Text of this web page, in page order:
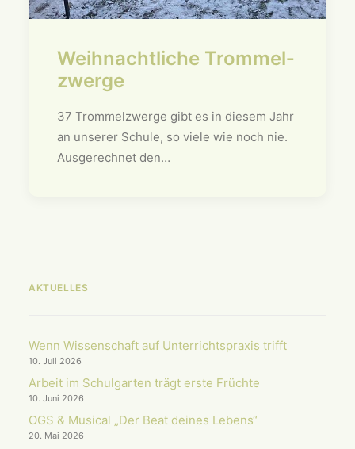
Weihnacht­liche Trommel­
zwerge
37 Trommelzwerge gibt es in diesem Jahr
an unserer Schule, so viele wie noch nie.
Ausgerechnet den…
AKTUELLES
Wenn Wissenschaft auf Unterrichts­praxis trifft
10. Juli 2026
Arbeit im Schulgarten trägt erste Früchte
10. Juni 2026
OGS & Musical „Der Beat deines Lebens“
20. Mai 2026